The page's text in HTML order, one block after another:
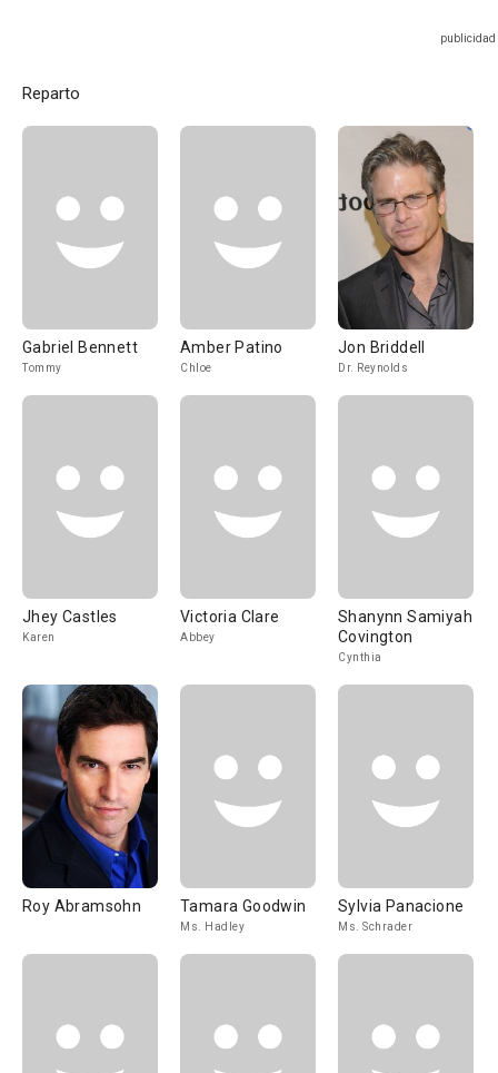
Reparto
Gabriel Bennett
Tommy
Amber Patino
Chloe
Jon Briddell
Dr. Reynolds
Jhey Castles
Karen
Victoria Clare
Abbey
Shanynn Samiyah
Covington
Cynthia
Roy Abramsohn Tamara Goodwin
Ms. Hadley
Sylvia Panacione
Ms. Schrader